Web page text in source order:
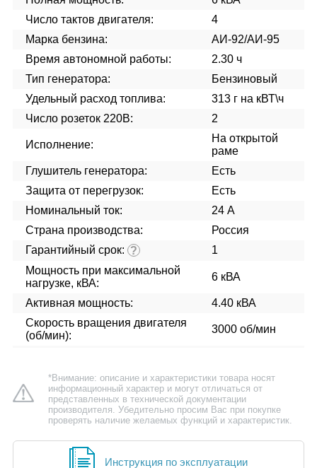
Число тактов двигателя:
4
Марка бензина:
АИ-92/АИ-95
Время автономной работы:
2.30 ч
Тип генератора:
Бензиновый
Удельный расход топлива:
313 г на кВТ\ч
Число розеток 220В:
2
Исполнение:
На открытой
раме
Глушитель генератора:
Есть
Защита от перегрузок:
Есть
Номинальный ток:
24 А
Страна производства:
Россия
Гарантийный срок: ?
1
Мощность при максимальной
нагрузке, кВА:
6 кВА
Активная мощность:
4.40 кВА
Скорость вращения двигателя
(об/мин):
3000 об/мин
*Внимание: описание и характеристики товара носят
информационный характер и могут отличаться от
представленных в технической документации
производителя. Убедительно просим Вас при покупке
проверять наличие желаемых функций и характеристик.
Инструкция по эксплуатации